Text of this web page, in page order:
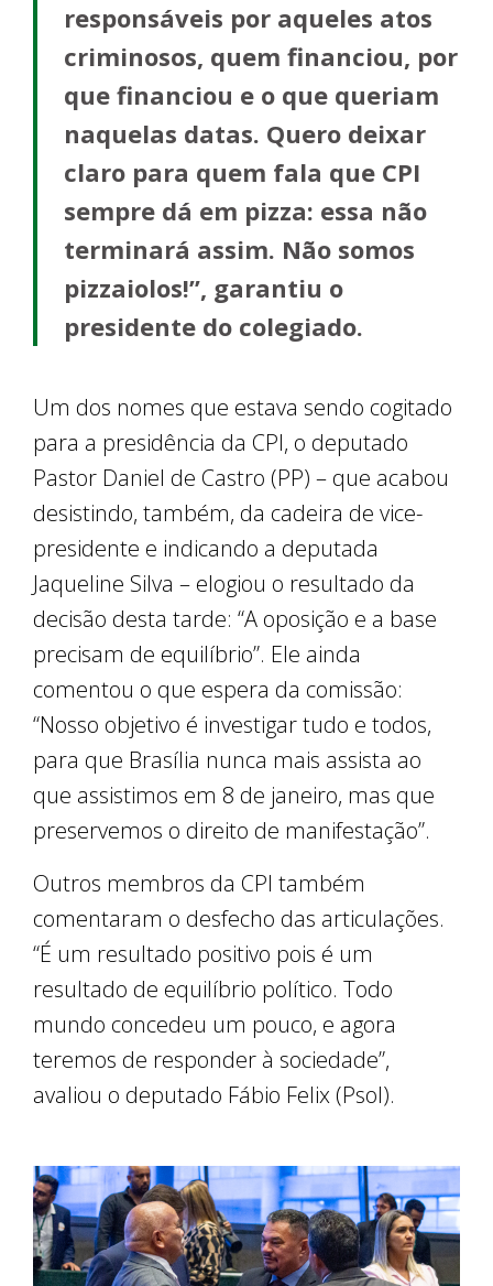
responsáveis por aqueles atos
criminosos, quem financiou, por
que financiou e o que queriam
naquelas datas. Quero deixar
claro para quem fala que CPI
sempre dá em pizza: essa não
terminará assim. Não somos
pizzaiolos!”, garantiu o
presidente do colegiado.
Um dos nomes que estava sendo cogitado
para a presidência da CPI, o deputado
Pastor Daniel de Castro (PP) – que acabou
desistindo, também, da cadeira de vice-
presidente e indicando a deputada
Jaqueline Silva – elogiou o resultado da
decisão desta tarde: “A oposição e a base
precisam de equilíbrio”. Ele ainda
comentou o que espera da comissão:
“Nosso objetivo é investigar tudo e todos,
para que Brasília nunca mais assista ao
que assistimos em 8 de janeiro, mas que
preservemos o direito de manifestação”.
Outros membros da CPI também
comentaram o desfecho das articulações.
“É um resultado positivo pois é um
resultado de equilíbrio político. Todo
mundo concedeu um pouco, e agora
teremos de responder à sociedade”,
avaliou o deputado Fábio Felix (Psol).